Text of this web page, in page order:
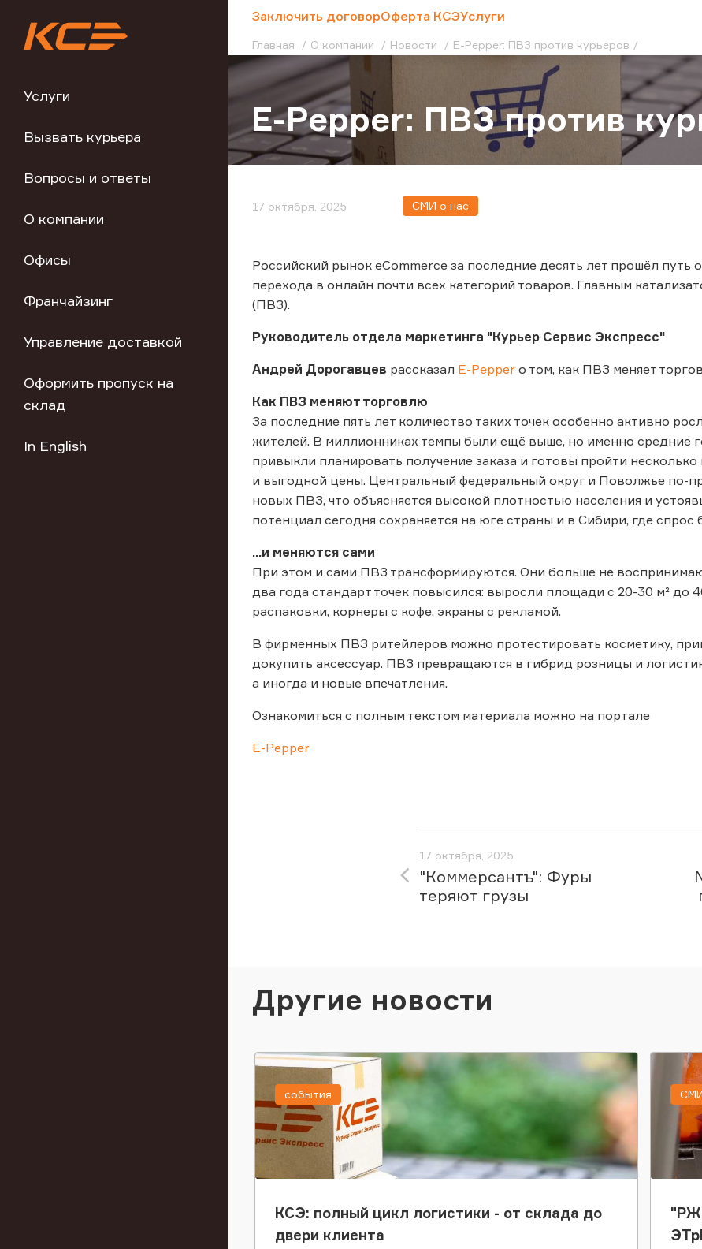
Услуги
Вызвать курьера
Вопросы и ответы
О компании
Офисы
Франчайзинг
Управление доставкой
Оформить пропуск на
склад
In English
Заключить договорОферта КСЭУслуги
Главная О компании Новости E-Pepper: ПВЗ против курьеров
E-Pepper: ПВЗ против
17 октября, 2025 СМИ о нас
Российский рынок eCommerce за последние десять лет прошёл
перехода в онлайн почти всех категорий товаров. Главным
(ПВЗ).
Руководитель отдела маркетинга "Курьер Сервис Экспресс"
Андрей Дорогавцев рассказал E-Pepper о том, как ПВЗ меняет
Как ПВЗ меняют торговлю
За последние пять лет количество таких точек особенно активно
жителей. В миллионниках темпы были ещё выше, но именно средние
привыкли планировать получение заказа и готовы пройти
и выгодной цены. Центральный федеральный округ и Поволжье по-
новых ПВЗ, что объясняется высокой плотностью населения и
потенциал сегодня сохраняется на юге страны и в Сибири, где
...и меняются сами
При этом и сами ПВЗ трансформируются. Они больше не
два года стандарт точек повысился: выросли площади с 20-30 м² до
распаковки, корнеры с кофе, экраны с рекламой.
В фирменных ПВЗ ритейлеров можно протестировать косметику,
докупить аксессуар. ПВЗ превращаются в гибрид розницы и
а иногда и новые впечатления.
Ознакомиться с полным текстом материала можно на портале
E-Pepper
17 октября, 2025
"Коммерсантъ": Фуры
теряют грузы
Другие новости
КСЭ: полный цикл логистики - от склада до
двери клиента
события